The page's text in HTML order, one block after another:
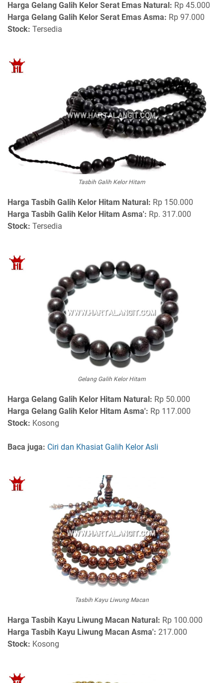
Harga Gelang Galih Kelor Serat Emas Natural: Rp 45.000
Harga Gelang Galih Kelor Serat Emas Asma: Rp 97.000
Stock: Tersedia
Tasbih Galih Kelor Hitam
Harga Tasbih Galih Kelor Hitam Natural: Rp 150.000
Harga Tasbih Galih Kelor Hitam Asma': Rp. 317.000
Stock: Tersedia
Gelang Galih Kelor Hitam
Harga Gelang Galih Kelor Hitam Natural: Rp 50.000
Harga Gelang Galih Kelor Hitam Asma': Rp 117.000
Stock: Kosong
Baca juga: Ciri dan Khasiat Galih Kelor Asli
Tasbih Kayu Liwung Macan
Harga Tasbih Kayu Liwung Macan Natural: Rp 100.000
Harga Tasbih Kayu Liwung Macan Asma': 217.000
Stock: Kosong